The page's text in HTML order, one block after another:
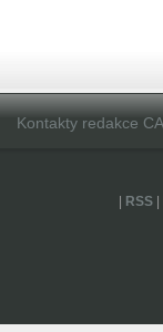
Kontakty redakce
RSS|